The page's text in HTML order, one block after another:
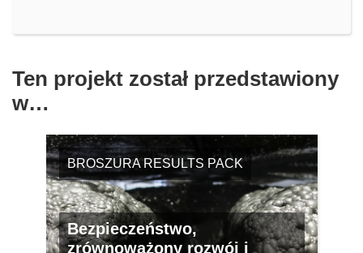
Ten projekt został przedstawiony
w…
BROSZURA RESULTS PACK
Bezpieczeństwo,
zrównoważony rozwój i